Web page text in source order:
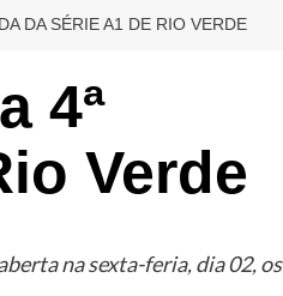
DA SÉRIE A1 DE RIO VERDE
4ª
Verde
na sexta-feria, dia 02, os